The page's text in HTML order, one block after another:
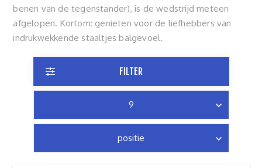
benen van de tegenstander), is de wedstrijd meteen
afgelopen. Kortom: genieten voor de liefhebbers van
indrukwekkende staaltjes balgevoel.
FILTER